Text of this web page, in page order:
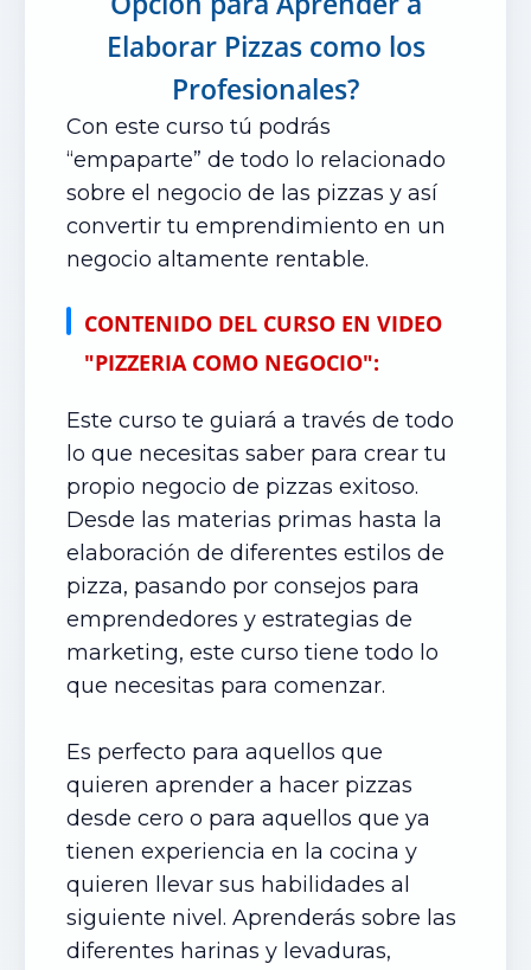
Elaborar Pizzas como los
Profesionales?
Con este curso tú podrás
“empaparte” de todo lo relacionado
sobre el negocio de las pizzas y así
convertir tu emprendimiento en un
negocio altamente rentable.
CONTENIDO DEL CURSO EN VIDEO
"PIZZERIA COMO NEGOCIO":
Este curso te guiará a través de todo
lo que necesitas saber para crear tu
propio negocio de pizzas exitoso.
Desde las materias primas hasta la
elaboración de diferentes estilos de
pizza, pasando por consejos para
emprendedores y estrategias de
marketing, este curso tiene todo lo
que necesitas para comenzar.
Es perfecto para aquellos que
quieren aprender a hacer pizzas
desde cero o para aquellos que ya
tienen experiencia en la cocina y
quieren llevar sus habilidades al
siguiente nivel. Aprenderás sobre las
diferentes harinas y levaduras,